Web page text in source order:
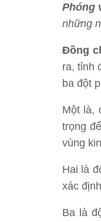
Phóng
những
Đồng
ra, tỉnh
ba đột
Một là,
trọng
vùng
Hai là
xác
Ba là